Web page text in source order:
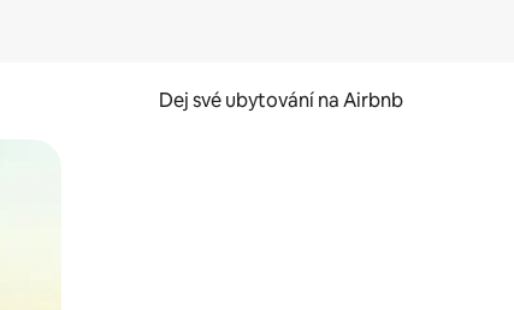
Dej své ubytování na Airbnb